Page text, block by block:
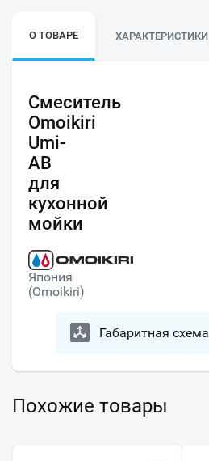
О ТОВАРЕ ХАРАКТЕРИСТИКИ
Смеситель
Omoikiri
Umi-
AB
для
кухонной
мойки
Япония
(Omoikiri)
Габаритная схема
Похожие товары